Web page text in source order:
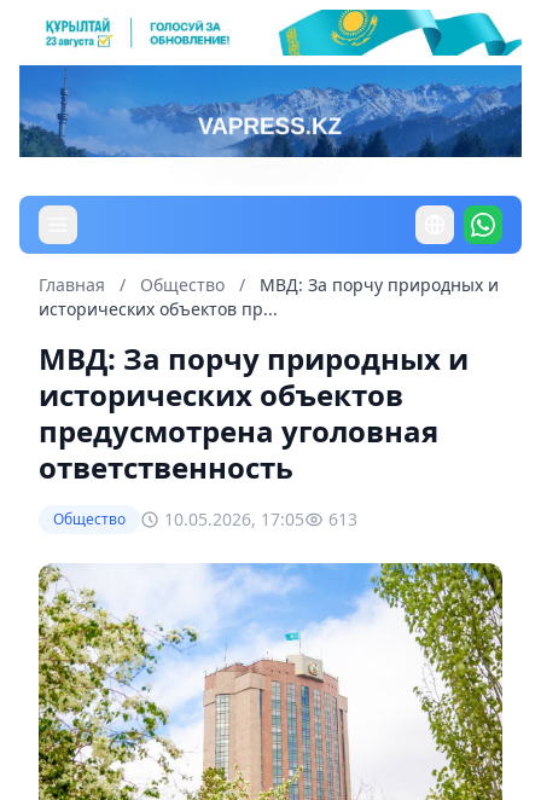
Главная / Общество /
МВД: За порчу природных и
исторических объектов пр...
МВД: За порчу природных и
исторических объектов
предусмотрена уголовная
ответственность
Общество 10.05.2026, 17:05 613